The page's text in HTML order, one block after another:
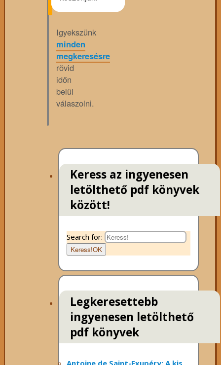
Igyekszünk
minden
megkeresésre
rövid
időn
belül
válaszolni.
Keress az ingyenesen
letölthető pdf könyvek
között!
Search for:
Keress!OK
Legkeresettebb
ingyenesen letölthető
pdf könyvek
Antoine de Saint-Exupéry: A kis